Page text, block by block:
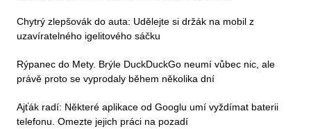
Chytrý zlepšovák do auta: Udělejte si držák na mobil z
uzavíratelného igelitového sáčku
Rýpanec do Mety. Brýle DuckDuckGo neumí vůbec nic, ale
právě proto se vyprodaly během několika dní
Ajťák radí: Některé aplikace od Googlu umí vyždímat baterii
telefonu. Omezte jejich práci na pozadí